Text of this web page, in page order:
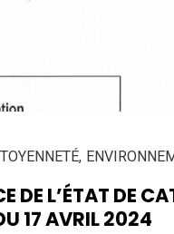
,
DE L’ÉTAT DE
17 AVRIL 2024